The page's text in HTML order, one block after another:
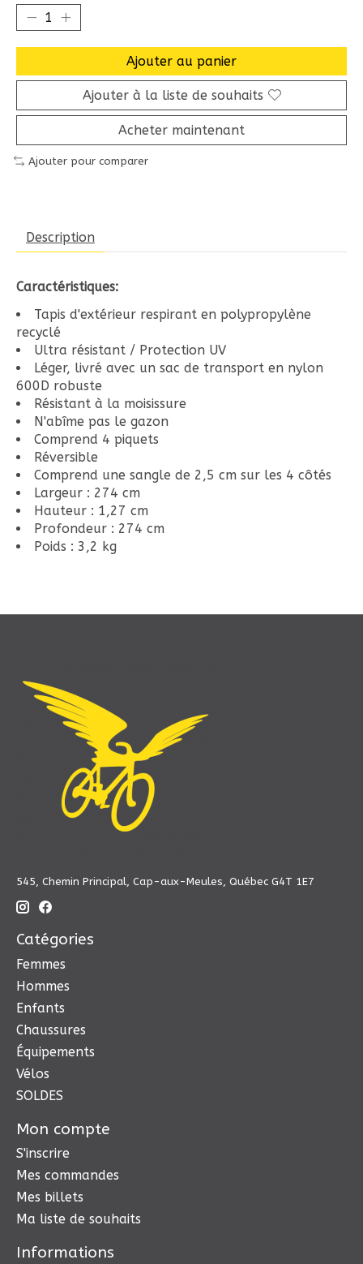
Ajouter au panier
Ajouter à la liste de souhaits
Acheter maintenant
Ajouter pour comparer
Description
Caractéristiques:
Tapis d'extérieur respirant en polypropylène
recyclé
Ultra résistant / Protection UV
Léger, livré avec un sac de transport en nylon
600D robuste
Résistant à la moisissure
N'abîme pas le gazon
Comprend 4 piquets
Réversible
Comprend une sangle de 2,5 cm sur les 4 côtés
Largeur : 274 cm
Hauteur : 1,27 cm
Profondeur : 274 cm
Poids : 3,2 kg
545, Chemin Principal, Cap-aux-Meules, Québec G4T 1E7
Catégories
Femmes
Hommes
Enfants
Chaussures
Équipements
Vélos
SOLDES
Mon compte
S'inscrire
Mes commandes
Mes billets
Ma liste de souhaits
Informations